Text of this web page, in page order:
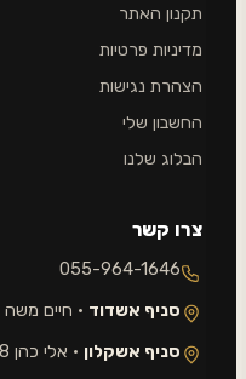
תקנון האתר
מדיניות פרטיות
הצהרת נגישות
החשבון שלי
הבלוג שלנו
צרו קשר
055-964-1646
סניף אשדוד · חיים משה
סניף אשקלון · אלי כהן 58